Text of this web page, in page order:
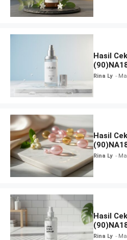
Hasil
BPOM
Rina Ly
Hasil
BPOM
Rina Ly
Hasil
BPOM
Rina Ly